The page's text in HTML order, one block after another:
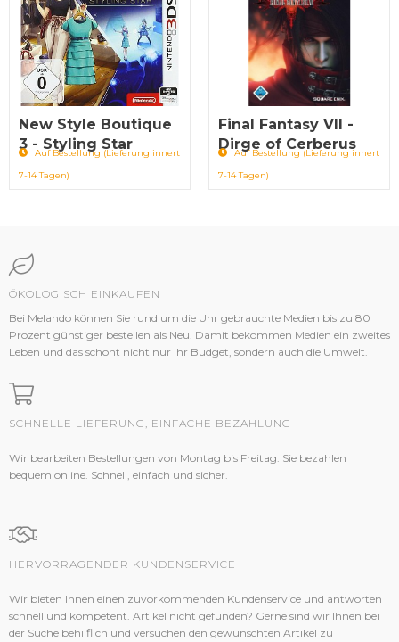
New Style Boutique
3 - Styling Star
Auf Bestellung (Lieferung innert
7-14 Tagen)
Final Fantasy VII -
Dirge of Cerberus
Auf Bestellung (Lieferung innert
7-14 Tagen)
ÖKOLOGISCH EINKAUFEN
Bei Melando können Sie rund um die Uhr gebrauchte Medien bis zu 80
Prozent günstiger bestellen als Neu. Damit bekommen Medien ein zweites
Leben und das schont nicht nur Ihr Budget, sondern auch die Umwelt.
SCHNELLE LIEFERUNG, EINFACHE BEZAHLUNG
Wir bearbeiten Bestellungen von Montag bis Freitag. Sie bezahlen
bequem online. Schnell, einfach und sicher.
HERVORRAGENDER KUNDENSERVICE
Wir bieten Ihnen einen zuvorkommenden Kundenservice und antworten
schnell und kompetent. Artikel nicht gefunden? Gerne sind wir Ihnen bei
der Suche behilflich und versuchen den gewünschten Artikel zu